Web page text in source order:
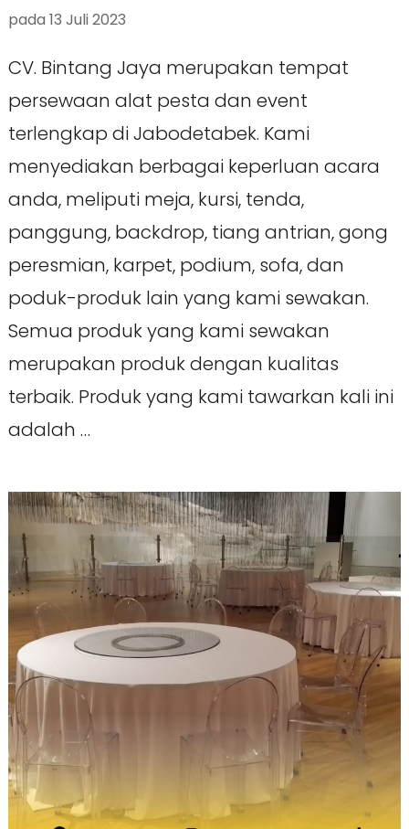
pada 13 Juli 2023
CV. Bintang Jaya merupakan tempat
persewaan alat pesta dan event
terlengkap di Jabodetabek. Kami
menyediakan berbagai keperluan acara
anda, meliputi meja, kursi, tenda,
panggung, backdrop, tiang antrian, gong
peresmian, karpet, podium, sofa, dan
poduk-produk lain yang kami sewakan.
Semua produk yang kami sewakan
merupakan produk dengan kualitas
terbaik. Produk yang kami tawarkan kali ini
adalah …